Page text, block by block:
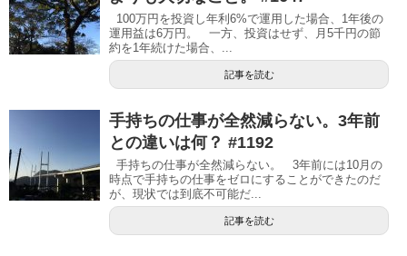
100万円を投資し年利6%で運用した場合、1年後の
運用益は6万円。 一方、投資はせず、月5千円の節
約を1年続けた場合、...
記事を読む
手持ちの仕事が全然減らない。3年前
との違いは何？ #1192
手持ちの仕事が全然減らない。 3年前には10月の
時点で手持ちの仕事をゼロにすることができたのだ
が、現状では到底不可能だ...
記事を読む